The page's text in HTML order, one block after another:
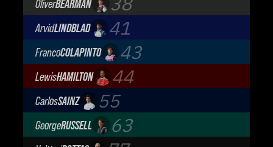
OliverBEARMAN
TGR Haas F1 Team
ArvidLINDBLAD 41
Visa Cash App Racing Bulls
FrancoCOLAPINTO 43
BWT Alpine Formula One Team
LewisHAMILTON 44
Scuderia Ferrari
CarlosSAINZ 55
Atlassian Williams F1 Team
GeorgeRUSSELL 63
Mercedes-AMG Petronas F1 Team